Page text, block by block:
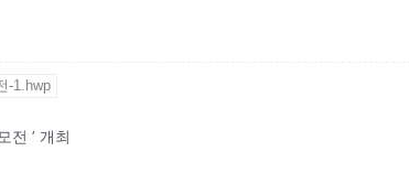
-1.hwp
전 ’ 개최